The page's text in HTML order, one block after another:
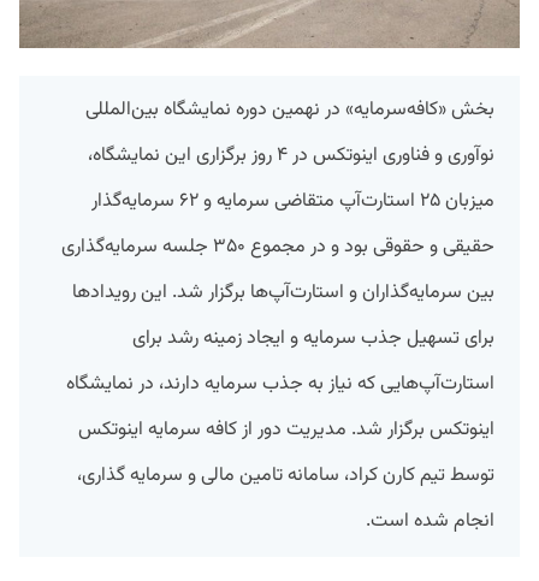
بخش «کافه‌سرمایه» در نهمین دوره نمایشگاه بین‌المللی
نوآوری و فناوری اینوتکس در ۴ روز برگزاری این نمایشگاه،
میزبان ۲۵ استارت‌آپ‌ متقاضی سرمایه و ۶۲ سرمایه‌گذار
حقیقی و حقوقی بود و در مجموع ۳۵۰ جلسه سرمایه‌گذاری
بین سرمایه‌گذاران و استارت‌آپ‌ها برگزار شد. این رویدادها
برای تسهیل جذب سرمایه و ایجاد زمینه رشد برای
استارت‌آپ‌هایی که نیاز به جذب سرمایه دارند، در نمایشگاه
اینوتکس برگزار شد. مدیریت دور از کافه سرمایه اینوتکس
توسط تیم کارن کراد، سامانه تامین مالی و سرمایه گذاری،
انجام شده است.